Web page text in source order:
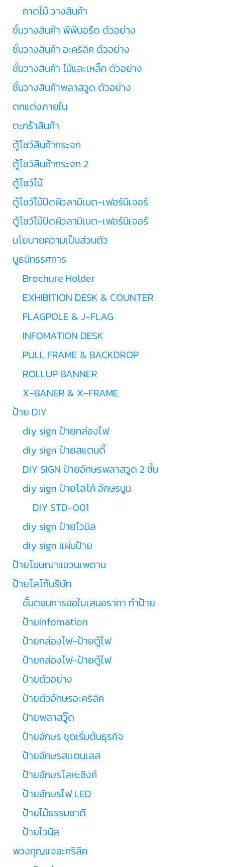
ถาดไม้ วางสินค้า
ชั้นวางสินค้า พีพีบอร์ด ตัวอย่าง
ชั้นวางสินค้า อะคริลิค ตัวอย่าง
ชั้นวางสินค้า ไม้และเหล็ก ตัวอย่าง
ชั้นวางสินค้าพลาสวูด ตัวอย่าง
ตกแต่งภายใน
ตะกร้าสินค้า
ตู้โชว์สินค้ากระจก
ตู้โชว์สินค้ากระจก 2
ตู้โชว์ไม้
ตู้โชว์ไม้ปิดผิวลามิเนต-เฟอร์นิเจอร์
ตู้โชว์ไม้ปิดผิวลามิเนต-เฟอร์นิเจอร์
นโยบายความเป็นส่วนตัว
บูธนิทรรศการ
Brochure Holder
EXHIBITION DESK & COUNTER
FLAGPOLE & J-FLAG
INFOMATION DESK
PULL FRAME & BACKDROP
ROLLUP BANNER
X-BANER & X-FRAME
ป้าย DIY
diy sign ป้ายกล่องไฟ
diy sign ป้ายสแตนดี้
DIY SIGN ป้ายอักษรพลาสวูด 2 ชั้น
diy sign ป้ายโลโก้ อักษรนูน
DIY STD-001
diy sign ป้ายไวนิล
diy sign แผ่นป้าย
ป้ายโฆษณาแขวนเพดาน
ป้ายโลโก้บริษัท
ขั้นตอนการขอใบเสนอราคา ทำป้าย
ป้ายInfomation
ป้ายกล่องไฟ-ป้ายตู้ไฟ
ป้ายกล่องไฟ-ป้ายตู้ไฟ
ป้ายตัวอย่าง
ป้ายตัวอักษรอะคริลิค
ป้ายพลาสวู๊ด
ป้ายอักษร ชุดเริ่มต้นธุรกิจ
ป้ายอักษรสเเตนเลส
ป้ายอักษรโลหะซิงค์
ป้ายอักษรไฟ LED
ป้ายไม้ธรรมชาติ
ป้ายไวนิล
พวงกุญแจอะคริลิค